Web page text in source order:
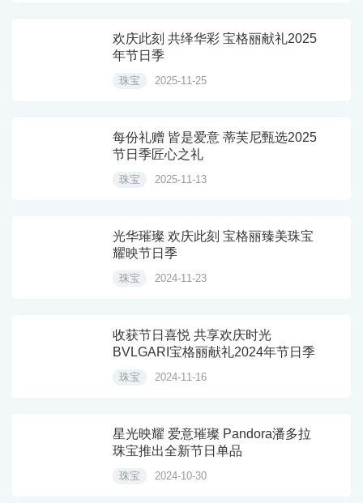
欢庆此刻 共绎华彩 宝格丽献礼2025
年节日季
珠宝 2025-11-25
每份礼赠 皆是爱意 蒂芙尼甄选2025
节日季匠心之礼
珠宝 2025-11-13
光华璀璨 欢庆此刻 宝格丽臻美珠宝
耀映节日季
珠宝 2024-11-23
收获节日喜悦 共享欢庆时光
BVLGARI宝格丽献礼2024年节日季
珠宝 2024-11-16
星光映耀 爱意璀璨 Pandora潘多拉
珠宝推出全新节日单品
珠宝 2024-10-30